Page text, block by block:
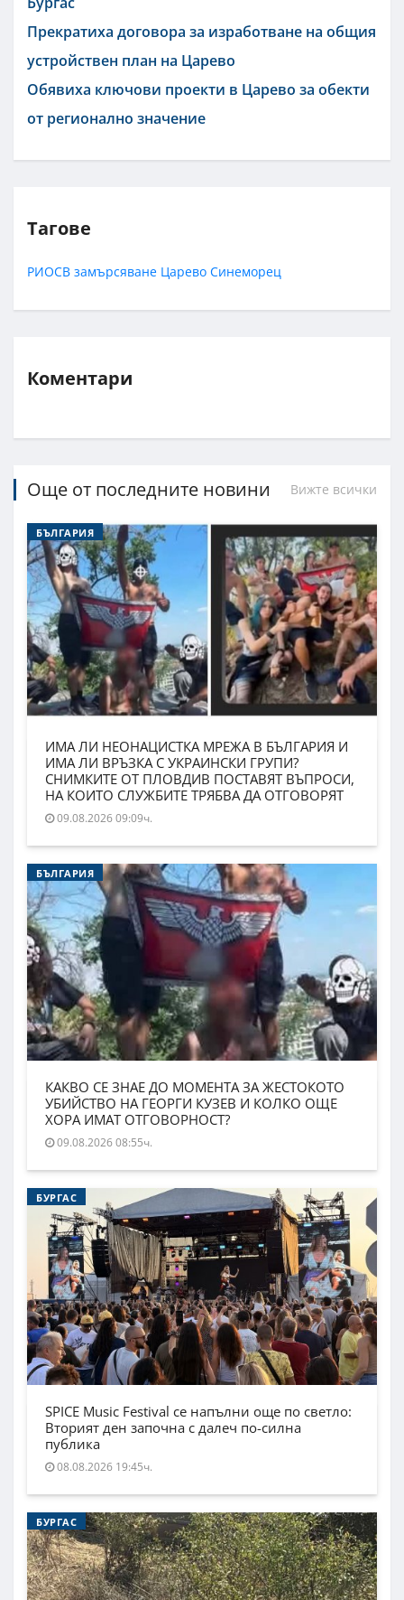
Прекратиха договора за изработване на общия
устройствен план на Царево
Обявиха ключови проекти в Царево за обекти
от регионално значение
Тагове
РИОСВ замърсяване Царево Синеморец
Коментари
Още от последните новини Вижте всички
БЪЛГАРИЯ
ИМА ЛИ НЕОНАЦИСТКА МРЕЖА В БЪЛГАРИЯ И
ИМА ЛИ ВРЪЗКА С УКРАИНСКИ ГРУПИ?
СНИМКИТЕ ОТ ПЛОВДИВ ПОСТАВЯТ ВЪПРОСИ,
НА КОИТО СЛУЖБИТЕ ТРЯБВА ДА ОТГОВОРЯТ
09.08.2026 09:09ч.
БЪЛГАРИЯ
КАКВО СЕ ЗНАЕ ДО МОМЕНТА ЗА ЖЕСТОКОТО
УБИЙСТВО НА ГЕОРГИ КУЗЕВ И КОЛКО ОЩЕ
ХОРА ИМАТ ОТГОВОРНОСТ?
09.08.2026 08:55ч.
БУРГАС
SPICE Music Festival се напълни още по светло:
Вторият ден започна с далеч по-силна
публика
08.08.2026 19:45ч.
БУРГАС